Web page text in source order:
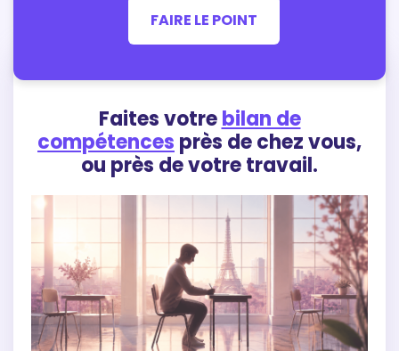
FAIRE LE POINT
Faites votrebilan de
compétences près de chez vous,
ou près de votre travail.